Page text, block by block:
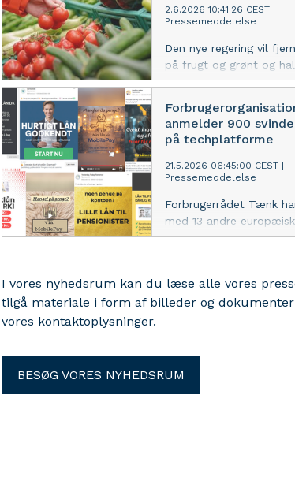
forbrugernes sikkerhed i
går de sammen og
før de sættes til salg i
2.6.2026 10:41:26 CEST
Pressemeddelelse
Den nye regering vil
på frugt og grønt og
generelle
Tænk og et stort flertal
danskerne, der har
den løsning på de høje
fødevarepriser.
anmelder 900
på techplatforme
21.5.2026 06:45:00 CEST
Pressemeddelelse
Forbrugerrådet Tænk
med 13 andre
forbrugerorganisationer
svindelannoncer fra
Kun hver fjerde af
I vores nyhedsrum kan du læse alle vores
tilgå materiale i form af billeder og
vores kontaktoplysninger.
BESØG VORES NYHEDSRUM